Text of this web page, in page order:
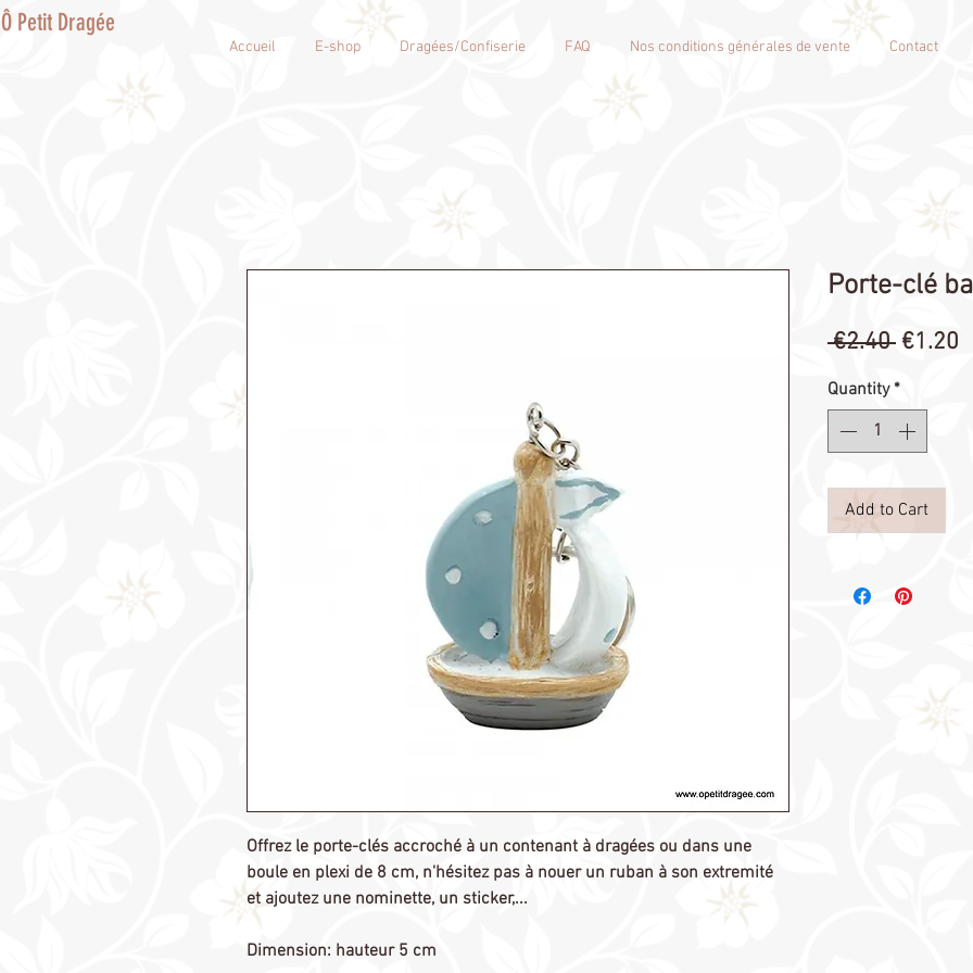
Ô Petit Dragée
Accueil E-shop Dragées/Confiserie FAQ Nos conditions générales de vente Contact
Offrez le porte-clés accroché à un contenant à dragées ou dans une
boule en plexi de 8 cm, n'hésitez pas à nouer un ruban à son extremité
et ajoutez une nominette, un sticker,...
Dimension: hauteur 5 cm
Porte-clé
€2.40 Regular
€1.20
Quantity *
Add to Cart